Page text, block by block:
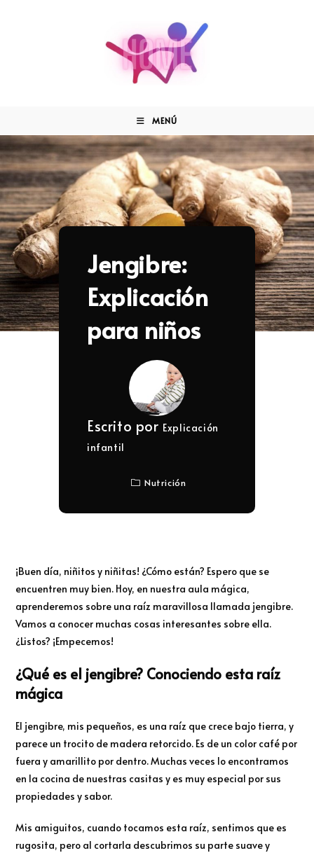
MENÚ
Jengibre:
Explicación
para niños
Escrito por Explicación
infantil
Nutrición
¡Buen día, niñitos y niñitas! ¿Cómo están? Espero que se
encuentren muy bien. Hoy, en nuestra aula mágica,
aprenderemos sobre una raíz maravillosa llamada jengibre.
Vamos a conocer muchas cosas interesantes sobre ella.
¿Listos? ¡Empecemos!
¿Qué es el jengibre? Conociendo esta raíz
mágica
El jengibre, mis pequeños, es una raíz que crece bajo tierra, y
parece un trocito de madera retorcido. Es de un color café por
fuera y amarillito por dentro. Muchas veces lo encontramos
en la cocina de nuestras casitas y es muy especial por sus
propiedades y sabor.
Mis amiguitos, cuando tocamos esta raíz, sentimos que es
rugosita, pero al cortarla descubrimos su parte suave y